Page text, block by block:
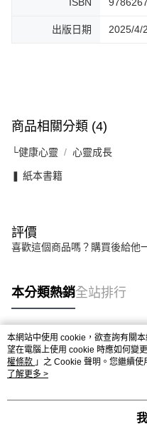
出版日期 2025/4/2
商品相關分類 (4)
└健康心靈 心靈成長
❚ 紙本書籍
評價
喜歡這個商品嗎？購買後給他
本分類熱銷全站排行
熱門標籤
本網站中使用 cookie，欲查詢有關
望在電腦上使用 cookie 時應如何變
權條款 」之 Cookie 聲明。您繼續
用條款之 Cookie 聲明使用 cookie。
了解更多 >